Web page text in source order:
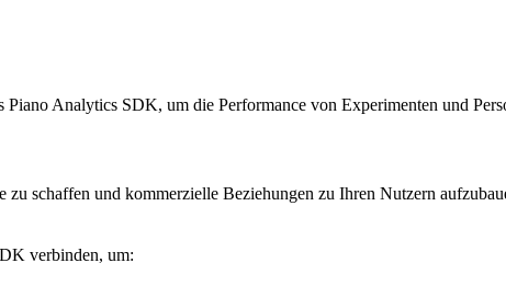
Analytics SDK, um die Performance von Experimenten und
schaffen und kommerzielle Beziehungen zu Ihren Nutzern
verbinden, um: